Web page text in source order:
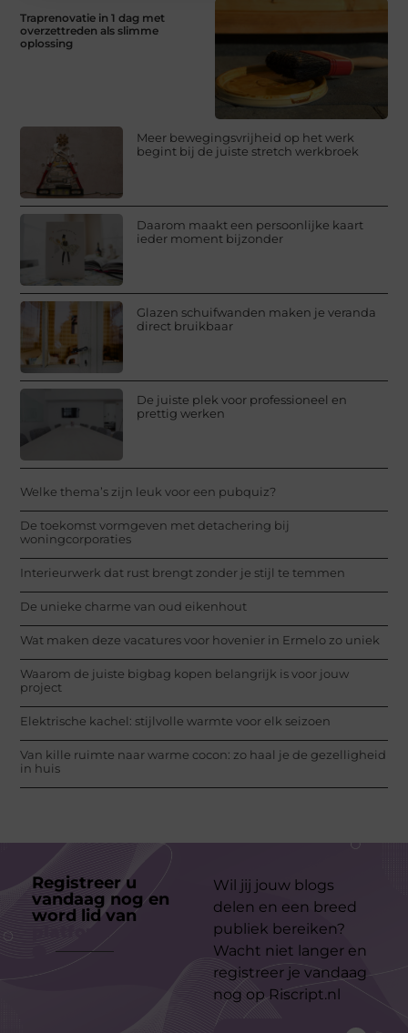
Traprenovatie in 1 dag met
overzettreden als slimme
oplossing
Meer bewegingsvrijheid op het werk
begint bij de juiste stretch werkbroek
Daarom maakt een persoonlijke kaart
ieder moment bijzonder
Glazen schuifwanden maken je veranda
direct bruikbaar
De juiste plek voor professioneel en
prettig werken
Welke thema’s zijn leuk voor een pubquiz?
De toekomst vormgeven met detachering bij
woningcorporaties
Interieurwerk dat rust brengt zonder je stijl te temmen
De unieke charme van oud eikenhout
Wat maken deze vacatures voor hovenier in Ermelo zo uniek
Waarom de juiste bigbag kopen belangrijk is voor jouw
project
Elektrische kachel: stijlvolle warmte voor elk seizoen
Van kille ruimte naar warme cocon: zo haal je de gezelligheid
in huis
Registreer u
vandaag nog en
word lid van
Wil jij jouw blogs
delen en een breed
publiek bereiken?
Wacht niet langer en
registreer je vandaag
nog op Riscript.nl